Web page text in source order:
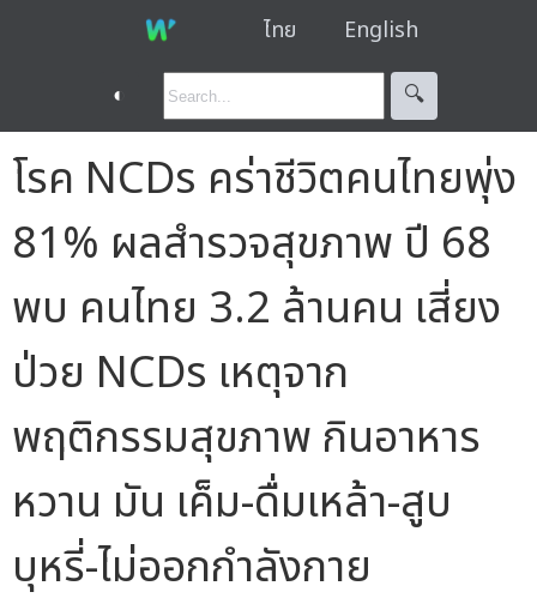
ไทย English
◐ 🔍︎
โรค NCDs คร่าชีวิตคนไทยพุ่ง
81% ผลสำรวจสุขภาพ ปี 68
พบ คนไทย 3.2 ล้านคน เสี่ยง
ป่วย NCDs เหตุจาก
พฤติกรรมสุขภาพ กินอาหาร
หวาน มัน เค็ม-ดื่มเหล้า-สูบ
บุหรี่-ไม่ออกกำลังกาย